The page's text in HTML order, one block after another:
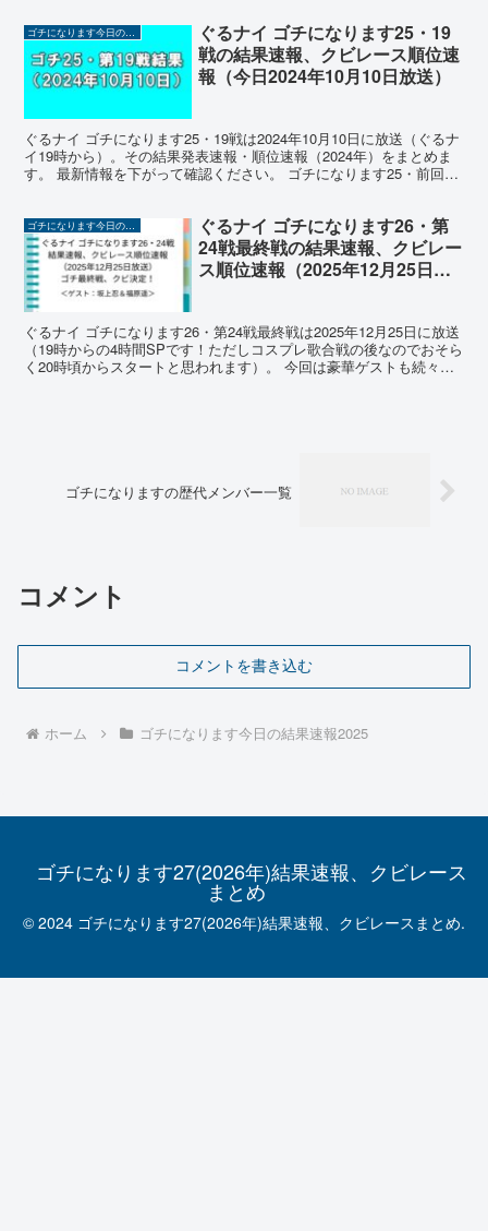
ゴチになります今日の結果速報2025
ぐるナイ ゴチになります25・19
戦の結果速報、クビレース順位速
報（今日2024年10月10日放送）
ぐるナイ ゴチになります25・19戦は2024年10月10日に放送（ぐるナ
イ19時から）。その結果発表速報・順位速報（2024年）をまとめま
す。 最新情報を下がって確認ください。 ゴチになります25・前回18
ぐるナイ ゴチになります26・第
24戦最終戦の結果速報、クビレー
ス順位速報（2025年12月25日放
ぐるナイ ゴチになります26・第24戦最終戦は2025年12月25日に放送
（19時からの4時間SPです！ただしコスプレ歌合戦の後なのでおそら
く20時頃からスタートと思われます）。 今回は豪華ゲストも続々登
ゴチになりますの歴代メンバー一覧
コメント
コメントを書き込む
ホーム ゴチになります今日の結果速報2025
ゴチになります27(2026年)結果速報、クビレース
まとめ
© 2024 ゴチになります27(2026年)結果速報、クビレースまとめ.